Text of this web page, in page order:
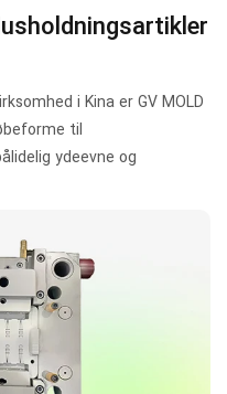
i Kina er GV MOLD
til
ydeevne og